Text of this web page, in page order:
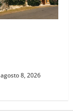
agosto 8, 2026